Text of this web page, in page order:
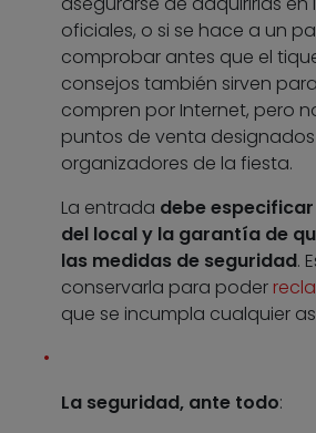
oficiales, o si se hace a un
comprobar antes que el
consejos también sirven
compren por Internet, pero
puntos de venta
organizadores de la fiesta.
La entrada debe
del local y la garantía de
las medidas de seguridad.
conservarla para poder
que se incumpla cualquier
La seguridad, ante todo: